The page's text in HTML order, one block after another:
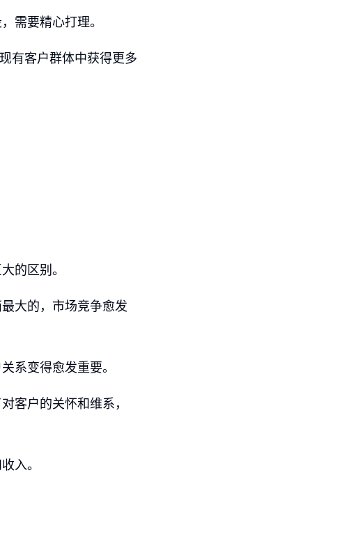
需要精心打理。
有客户群体中获得更多
的区别。
大的，市场竞争愈发
系变得愈发重要。
客户的关怀和维系，
入。